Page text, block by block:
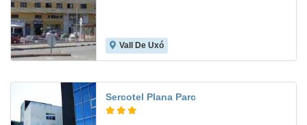
Vall De Uxó
Sercotel Plana Parc